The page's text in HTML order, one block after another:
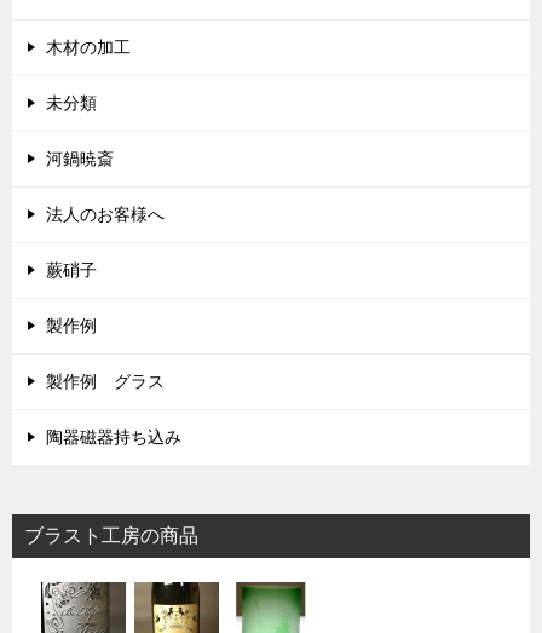
木材の加工
未分類
河鍋暁斎
法人のお客様へ
蕨硝子
製作例
製作例 グラス
陶器磁器持ち込み
ブラスト工房の商品